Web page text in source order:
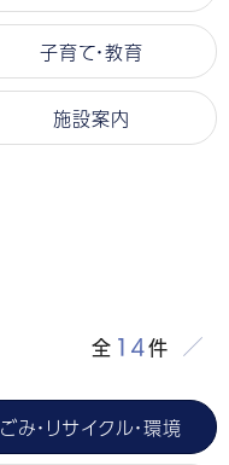
子育て・教育
施設案内
全 14件
ごみ・リサイクル・環境